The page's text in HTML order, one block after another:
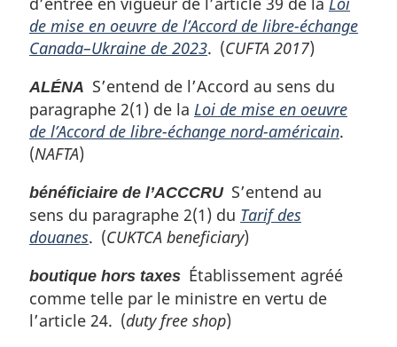
de mise en oeuvre de l’Accord de libre-échange
Canada–Ukraine de 2023. (CUFTA 2017)
ALÉNA S’entend de l’Accord au sens du
paragraphe 2(1) de la Loi de mise en oeuvre
de l’Accord de libre-échange nord-américain.
(NAFTA)
bénéficiaire de l’ACCCRUS’entend au
sens du paragraphe 2(1) du Tarif des
douanes. (CUKTCA beneficiary)
boutique hors taxes Établissement agréé
comme telle par le ministre en vertu de
l’article 24. (duty free shop)